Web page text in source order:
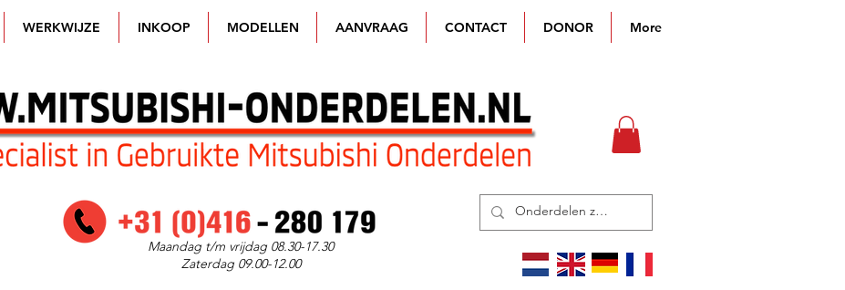
WERKWIJZE INKOOP MODELLEN AANVRAAG CONTACT DONOR More
Maandag t/m vrijdag 08.30-17.30
Zaterdag 09.00-12.00